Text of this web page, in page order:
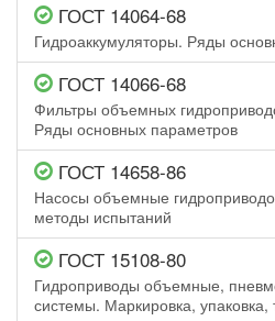
ГОСТ 14064-68
Гидроаккумуляторы. Ряды
ГОСТ 14066-68
Фильтры объемных
Ряды основных параметров
ГОСТ 14658-86
Насосы объемные
методы испытаний
ГОСТ 15108-80
Гидроприводы объемные,
системы. Маркировка, упаковка,